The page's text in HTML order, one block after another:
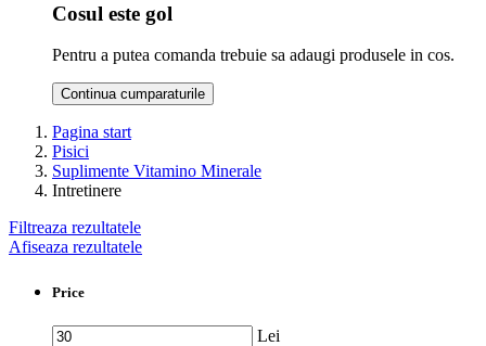
Cosul este gol
Pentru a putea comanda trebuie sa adaugi produsele in cos.
Continua cumparaturile
Pagina start
Pisici
Suplimente Vitamino Minerale
Intretinere
Filtreaza rezultatele
Afiseaza rezultatele
Price
Lei